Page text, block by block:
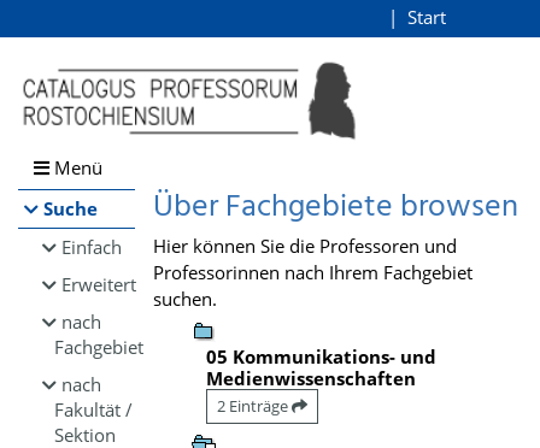
Browsen
direkt zum Inhalt
Start
Menü
Suche
Einfach
Erweitert
nach
Fachgebiet
nach
Fakultät /
Sektion
Über Fachgebiete browsen
Hier können Sie die Professoren und
Professorinnen nach Ihrem Fachgebiet
suchen.
05 Kommunikations- und
Medienwissenschaften
2 Einträge